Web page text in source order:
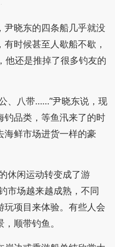
尹晓东的四条船几乎就没
时候甚至人歇船不歇，
他还是推掉了很多钓友的
、八带……”尹晓东说，现
钓品类，等鱼汛来了的时
海鲜市场进货一样的豪
休闲运动转变成了游
市场越来越成熟，不同
项目来体验。有些人会
顺带钓鱼。